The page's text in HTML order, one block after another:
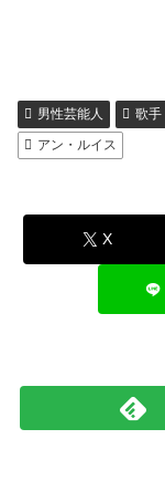
男性芸能人 歌手
アン・ルイス
X